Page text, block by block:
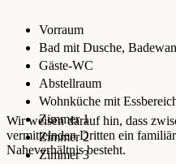
Vorraum
Bad mit Dusche,
Gäste-WC
Abstellraum
Wohnküche mit
Zimmer 1
Zimmer 2
Zimmer 3
Wir weisen darauf hin, dass
vermittelnden Dritten ein
Naheverhältnis besteht.